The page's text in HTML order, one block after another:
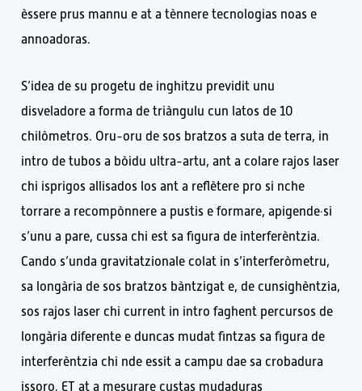
èssere prus mannu e at a tènnere tecnologias noas e
annoadoras.
S’idea de su progetu de inghitzu previdit unu
disveladore a forma de triàngulu cun latos de 10
chilòmetros. Oru-oru de sos bratzos a suta de terra, in
intro de tubos a bòidu ultra-artu, ant a colare rajos laser
chi isprigos allisados los ant a reflètere pro si nche
torrare a recompònnere a pustis e formare, apigende·si
s’unu a pare, cussa chi est sa figura de interferèntzia.
Cando s’unda gravitatzionale colat in s’interferòmetru,
sa longària de sos bratzos bàntzigat e, de cunsighèntzia,
sos rajos laser chi current in intro faghent percursos de
longària diferente e duncas mudat fintzas sa figura de
interferèntzia chi nde essit a campu dae sa crobadura
issoro. ET at a mesurare custas mudaduras